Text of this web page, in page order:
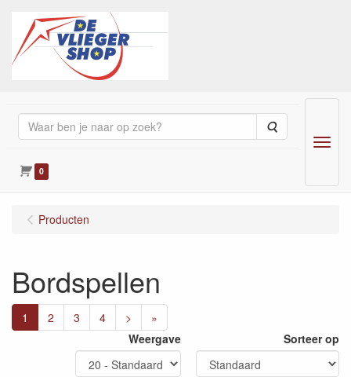
Zoeken
0
Menu
Producten
Bordspellen
1 2 3 4 >
»
Weergave
Sorteer op